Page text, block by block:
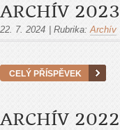
ARCHÍV 2023
22. 7. 2024 Rubrika: Archív
CELÝ PŘÍSPĚVEK
ARCHÍV 2022